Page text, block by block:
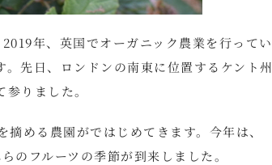
年、英国でオーガニック農業を行ってい
先日、ロンドンの南東に位置するケント州
りました。
める農園がではじめてきます。今年は、
のフルーツの季節が到来しました。